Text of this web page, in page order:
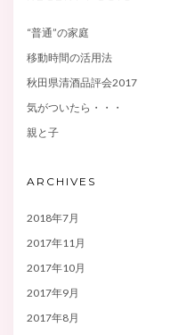
“普通”の家庭
移動時間の活用法
秋田県清酒品評会2017
気がついたら・・・
親と子
ARCHIVES
2018年7月
2017年11月
2017年10月
2017年9月
2017年8月